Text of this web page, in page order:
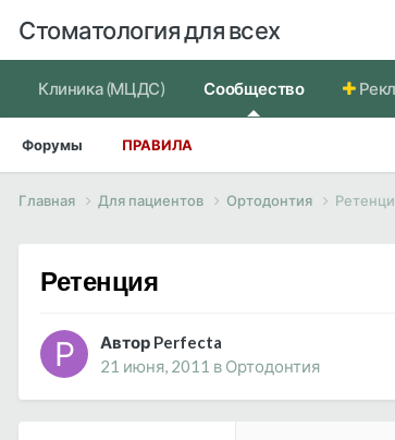
Стоматология для всех
Клиника (МЦДС) Сообщество
Форумы ПРАВИЛА
Главная Для пациентов Ортодонтия
Ретенция
Автор Perfecta
21 июня, 2011 в Ортодонтия